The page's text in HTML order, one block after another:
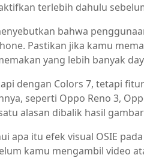
terlebih dahulu
bahwa
Pastikan jika kamu
yang lebih banyak
dengan Colors 7, tetapi
seperti Oppo Reno 3,
alasan dibalik hasil
apa itu efek visual OSIE
kamu mengambil video